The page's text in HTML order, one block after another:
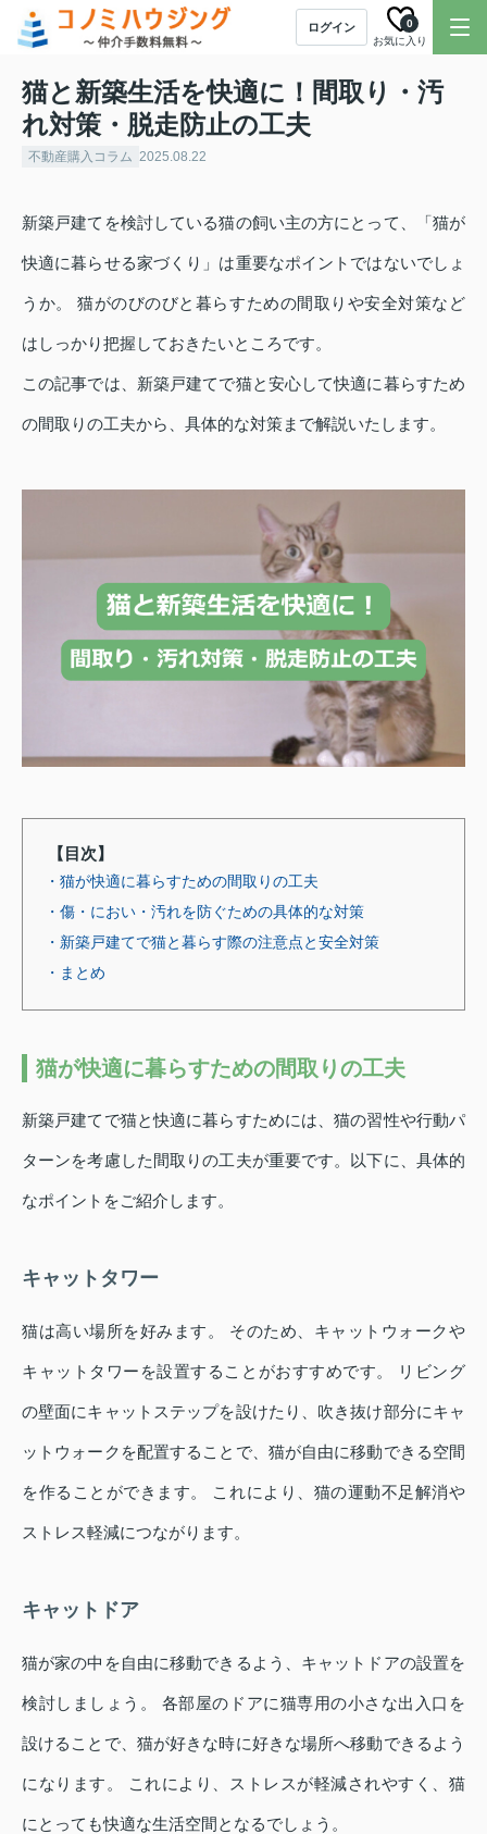
ログイン
お気に入り
0
猫と新築生活を快適に！間取り・汚
れ対策・脱走防止の工夫
不動産購入コラム 2025.08.22
新築戸建てを検討している猫の飼い主の方にとって、「猫が
快適に暮らせる家づくり」は重要なポイントではないでしょ
うか。 猫がのびのびと暮らすための間取りや安全対策など
はしっかり把握しておきたいところです。
この記事では、新築戸建てで猫と安心して快適に暮らすため
の間取りの工夫から、具体的な対策まで解説いたします。
【目次】
・猫が快適に暮らすための間取りの工夫
・傷・におい・汚れを防ぐための具体的な対策
・新築戸建てで猫と暮らす際の注意点と安全対策
・まとめ
猫が快適に暮らすための間取りの工夫
新築戸建てで猫と快適に暮らすためには、猫の習性や行動パ
ターンを考慮した間取りの工夫が重要です。以下に、具体的
なポイントをご紹介します。
キャットタワー
猫は高い場所を好みます。 そのため、キャットウォークや
キャットタワーを設置することがおすすめです。 リビング
の壁面にキャットステップを設けたり、吹き抜け部分にキャ
ットウォークを配置することで、猫が自由に移動できる空間
を作ることができます。 これにより、猫の運動不足解消や
ストレス軽減につながります。
キャットドア
猫が家の中を自由に移動できるよう、キャットドアの設置を
検討しましょう。 各部屋のドアに猫専用の小さな出入口を
設けることで、猫が好きな時に好きな場所へ移動できるよう
になります。 これにより、ストレスが軽減されやすく、猫
にとっても快適な生活空間となるでしょう。